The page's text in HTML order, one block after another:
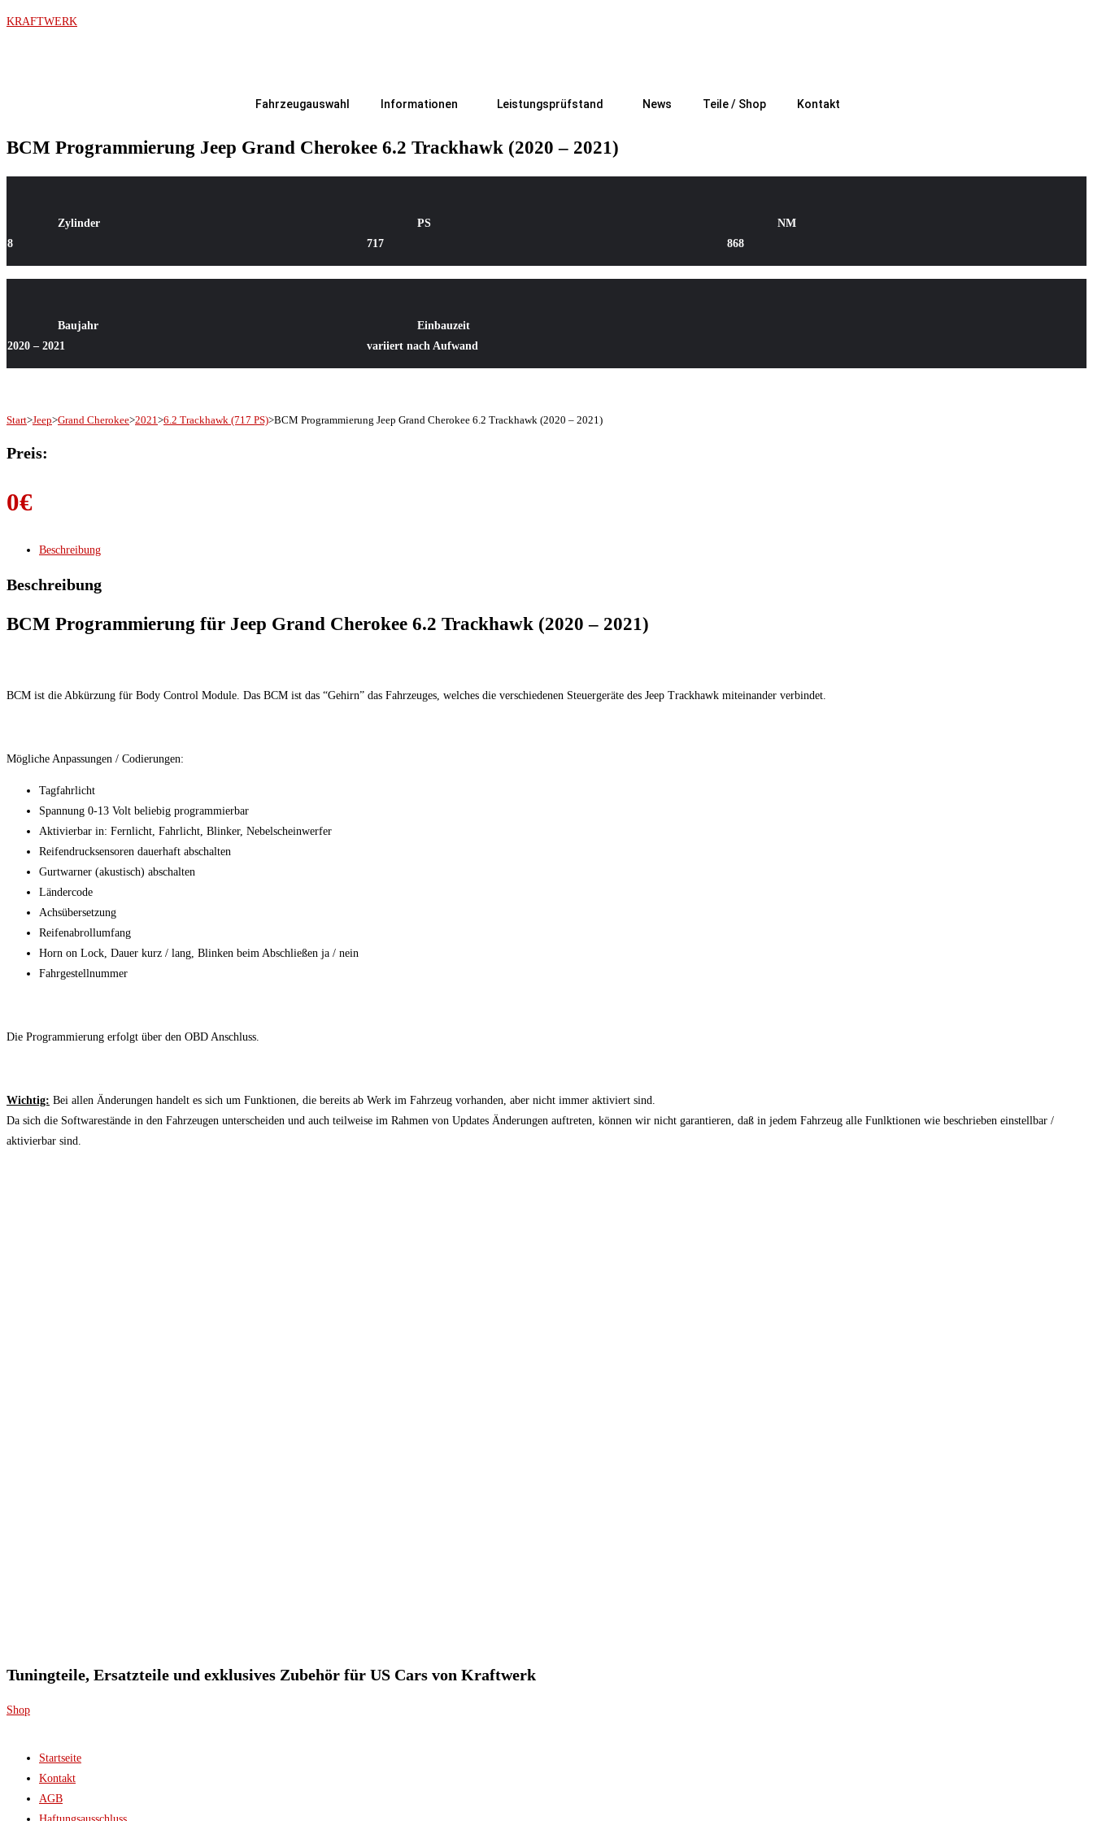
Zum
KRAFTWERK
Fahrzeugauswahl Informationen Leistungsprüfstand News Teile / Shop Kontakt
BCM Programmierung Jeep Grand Cherokee 6.2 Trackhawk (2020 – 2021)
Zylinder
8
PS
717
NM
868
Baujahr
2020 – 2021
Einbauzeit
variiert nach Aufwand
Start>Jeep>Grand Cherokee>2021>6.2 Trackhawk (717 PS)>BCM Programmierung Jeep Grand Cherokee 6.2 Trackhawk (2020 – 2021)
Preis:
0€
Beschreibung
Beschreibung
BCM Programmierung für Jeep Grand Cherokee 6.2 Trackhawk (2020 – 2021)
BCM ist die Abkürzung für Body Control Module. Das BCM ist das “Gehirn” das Fahrzeuges, welches die verschiedenen Steuergeräte des Jeep Trackhawk miteinander verbindet.
Mögliche Anpassungen / Codierungen:
Tagfahrlicht
Spannung 0-13 Volt beliebig programmierbar
Aktivierbar in: Fernlicht, Fahrlicht, Blinker, Nebelscheinwerfer
Reifendrucksensoren dauerhaft abschalten
Gurtwarner (akustisch) abschalten
Ländercode
Achsübersetzung
Reifenabrollumfang
Horn on Lock, Dauer kurz / lang, Blinken beim Abschließen ja / nein
Fahrgestellnummer
Die Programmierung erfolgt über den OBD Anschluss.
Wichtig: Bei allen Änderungen handelt es sich um Funktionen, die bereits ab Werk im Fahrzeug vorhanden, aber nicht immer aktiviert sind.
Da sich die Softwarestände in den Fahrzeugen unterscheiden und auch teilweise im Rahmen von Updates Änderungen auftreten, können wir nicht garantieren, daß in jedem Fahrzeug alle Funlktionen wie beschrieben einstellbar /
aktivierbar sind.
Tuningteile, Ersatzteile und exklusives Zubehör für US Cars von Kraftwerk
Shop
Startseite
Kontakt
AGB